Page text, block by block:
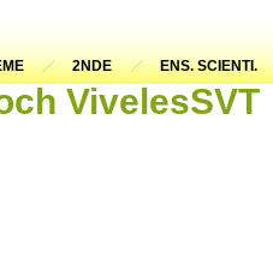
2NDE ENS. SCIENTI.
VivelesSVT